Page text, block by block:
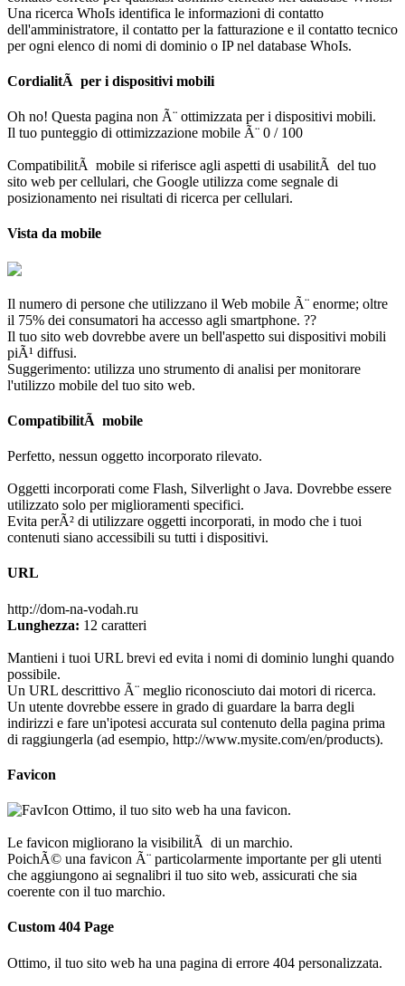
Una ricerca WhoIs identifica le informazioni di contatto
dell'amministratore, il contatto per la fatturazione e il contatto tecnico
per ogni elenco di nomi di dominio o IP nel database WhoIs.
CordialitÃ per i dispositivi mobili
Oh no! Questa pagina non Ã¨ ottimizzata per i dispositivi mobili.
Il tuo punteggio di ottimizzazione mobile Ã¨ 0 / 100
CompatibilitÃ mobile si riferisce agli aspetti di usabilitÃ del tuo
sito web per cellulari, che Google utilizza come segnale di
posizionamento nei risultati di ricerca per cellulari.
Vista da mobile
Il numero di persone che utilizzano il Web mobile Ã¨ enorme; oltre
il 75% dei consumatori ha accesso agli smartphone. ??
Il tuo sito web dovrebbe avere un bell'aspetto sui dispositivi mobili
piÃ¹ diffusi.
Suggerimento: utilizza uno strumento di analisi per monitorare
l'utilizzo mobile del tuo sito web.
CompatibilitÃ mobile
Perfetto, nessun oggetto incorporato rilevato.
Oggetti incorporati come Flash, Silverlight o Java. Dovrebbe essere
utilizzato solo per miglioramenti specifici.
Evita perÃ² di utilizzare oggetti incorporati, in modo che i tuoi
contenuti siano accessibili su tutti i dispositivi.
URL
http://dom-na-vodah.ru
Lunghezza: 12 caratteri
Mantieni i tuoi URL brevi ed evita i nomi di dominio lunghi quando
possibile.
Un URL descrittivo Ã¨ meglio riconosciuto dai motori di ricerca.
Un utente dovrebbe essere in grado di guardare la barra degli
indirizzi e fare un'ipotesi accurata sul contenuto della pagina prima
di raggiungerla (ad esempio, http://www.mysite.com/en/products).
Favicon
Ottimo, il tuo sito web ha una favicon.
Le favicon migliorano la visibilitÃ di un marchio.
PoichÃ© una favicon Ã¨ particolarmente importante per gli utenti
che aggiungono ai segnalibri il tuo sito web, assicurati che sia
coerente con il tuo marchio.
Custom 404 Page
Ottimo, il tuo sito web ha una pagina di errore 404 personalizzata.